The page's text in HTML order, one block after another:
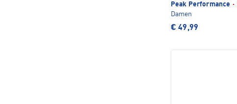
Peak Performance ·
Damen
€ 49,99